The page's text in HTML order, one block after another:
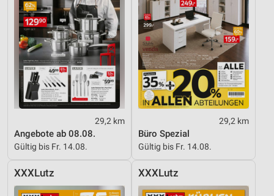
29,2 km
Angebote ab 08.08.
Gültig bis Fr. 14.08.
29,2 km
Büro Spezial
Gültig bis Fr. 14.08.
XXXLutz XXXLutz